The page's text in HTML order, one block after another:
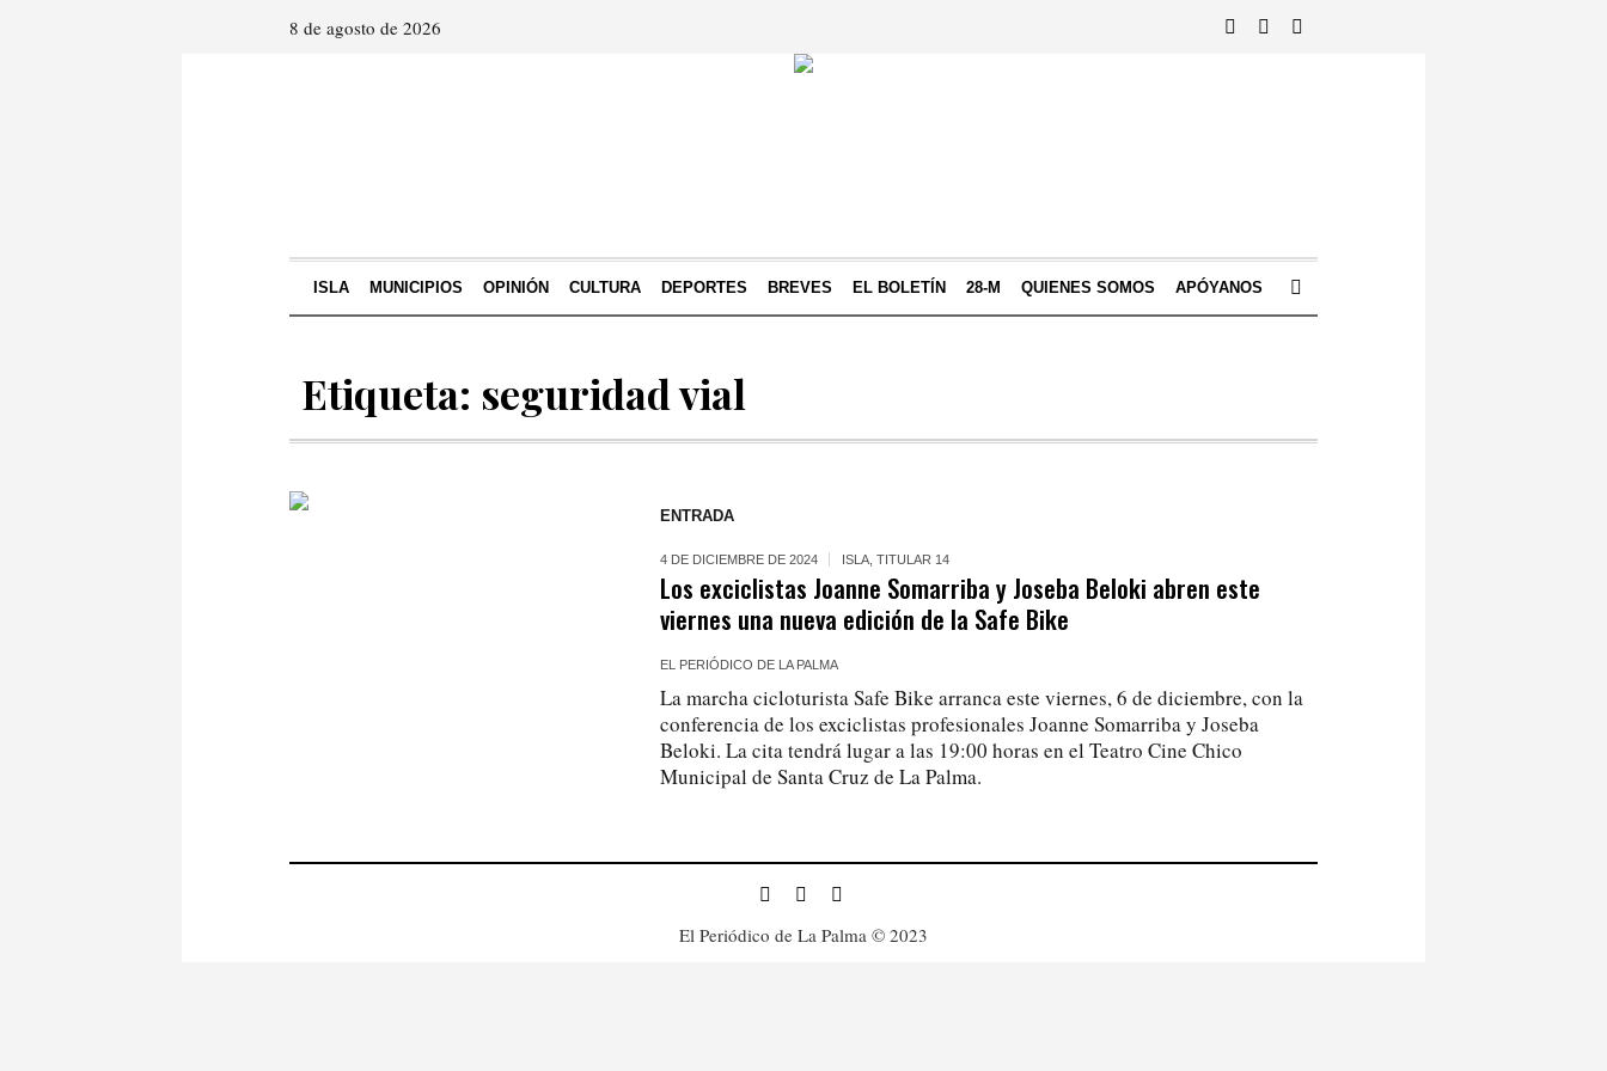
8 de agosto de 2026
ISLA MUNICIPIOS OPINIÓN CULTURA DEPORTES BREVES EL BOLETÍN 28-M QUIENES SOMOS APÓYANOS
Etiqueta: seguridad vial
ENTRADA
4 DE DICIEMBRE DE 2024 ISLA ,TITULAR 14
Los exciclistas Joanne Somarriba y Joseba Beloki abren este
viernes una nueva edición de la Safe Bike
EL PERIÓDICO DE LA PALMA
La marcha cicloturista Safe Bike arranca este viernes, 6 de diciembre, con la
conferencia de los exciclistas profesionales Joanne Somarriba y Joseba
Beloki. La cita tendrá lugar a las 19:00 horas en el Teatro Cine Chico
Municipal de Santa Cruz de La Palma.
El Periódico de La Palma © 2023